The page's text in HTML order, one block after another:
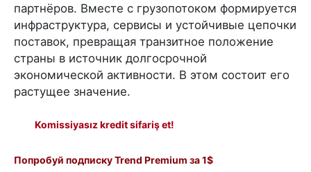
партнёров. Вместе с грузопотоком формируется
инфраструктура, сервисы и устойчивые цепочки
поставок, превращая транзитное положение
страны в источник долгосрочной
экономической активности. В этом состоит его
растущее значение.
Komissiyasız kredit sifariş et!
Попробуй подписку Trend Premium за 1$